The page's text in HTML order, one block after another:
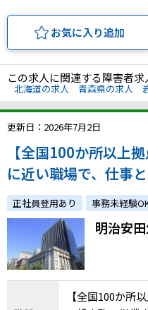
お気に入り追加
この求人に関連する障害者
北海道の求人 青森県の求人
更新日：2026年7月2日
【全国100か所以上
に近い職場で、仕事
ながら、無理なく働
正社員登用あり 事務未経験
明治安
【全国100か所